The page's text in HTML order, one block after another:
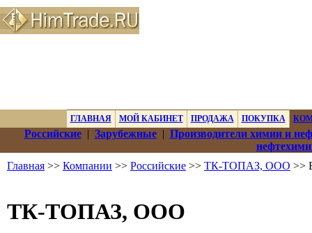
ГЛАВНАЯ МОЙ КАБИНЕТ ПРОДАЖА ПОКУПКА
Российские| Зарубежные| Производители химии и
Главная >> Компании >> Российские >> ТК-ТОПАЗ, ООО >>
ТК-ТОПАЗ, ООО